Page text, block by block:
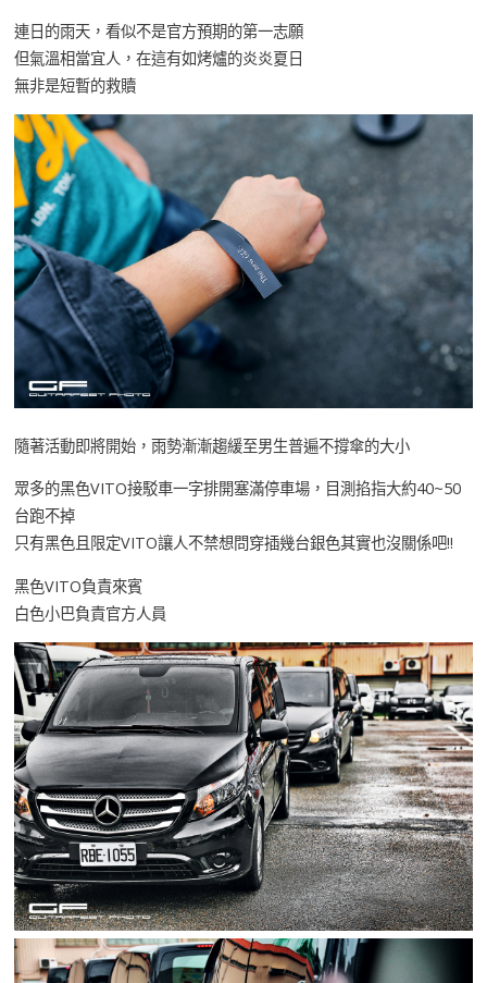
連日的雨天，看似不是官方預期的第一志願
但氣溫相當宜人，在這有如烤爐的炎炎夏日
無非是短暫的救贖
隨著活動即將開始，雨勢漸漸趨緩至男生普遍不撐傘的大小
眾多的黑色VITO接駁車一字排開塞滿停車場，目測掐指大約40~50
台跑不掉
只有黑色且限定VITO讓人不禁想問穿插幾台銀色其實也沒關係吧!!
黑色VITO負責來賓
白色小巴負責官方人員